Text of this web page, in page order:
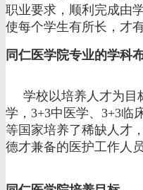
职业要求，顺利完成由
使每个学生有所长，才
同仁医学院专业的学科
学校以培养人才为目
学，3+3中医学、3+3临
等国家培养了稀缺人才
德才兼备的医护工作人员